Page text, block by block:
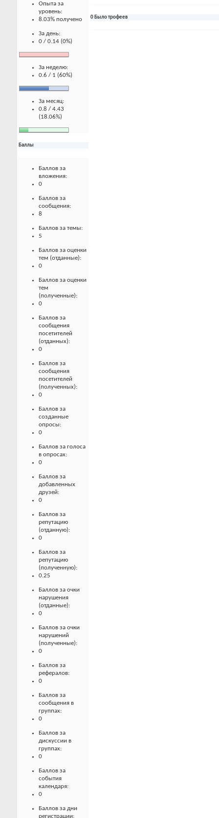
Опыта за
уровень:
8.03% получено
За день:
0 / 0.14 (0%)
За неделю:
0.6 / 1 (60%)
За месяц:
0.8 / 4.43
(18.06%)
Баллы
Баллов за
вложения:
0
Баллов за
сообщения:
8
Баллов за темы:
5
Баллов за оценки
тем (отданные):
0
Баллов за оценки
тем
(полученные):
0
Баллов за
сообщения
посетителей
(отданных):
0
Баллов за
сообщения
посетителей
(полученных):
0
Баллов за
созданные
опросы:
0
Баллов за голоса
в опросах:
0
Баллов за
добавленных
друзей:
0
Баллов за
репутацию
(отданную):
0
Баллов за
репутацию
(полученную):
0.25
Баллов за очки
нарушения
(отданные):
0
Баллов за очки
нарушений
(полученные):
0
Баллов за
рефералов:
0
Баллов за
сообщения в
группах:
0
Баллов за
дискуссии в
группах:
0
Баллов за
события
календаря:
0
Баллов за дни
регистрации:
0 Было трофеев